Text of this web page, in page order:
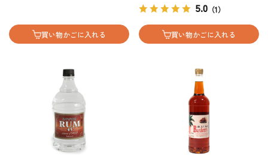
買い物かごに入れる
5.0 （1）
買い物かごに入れる